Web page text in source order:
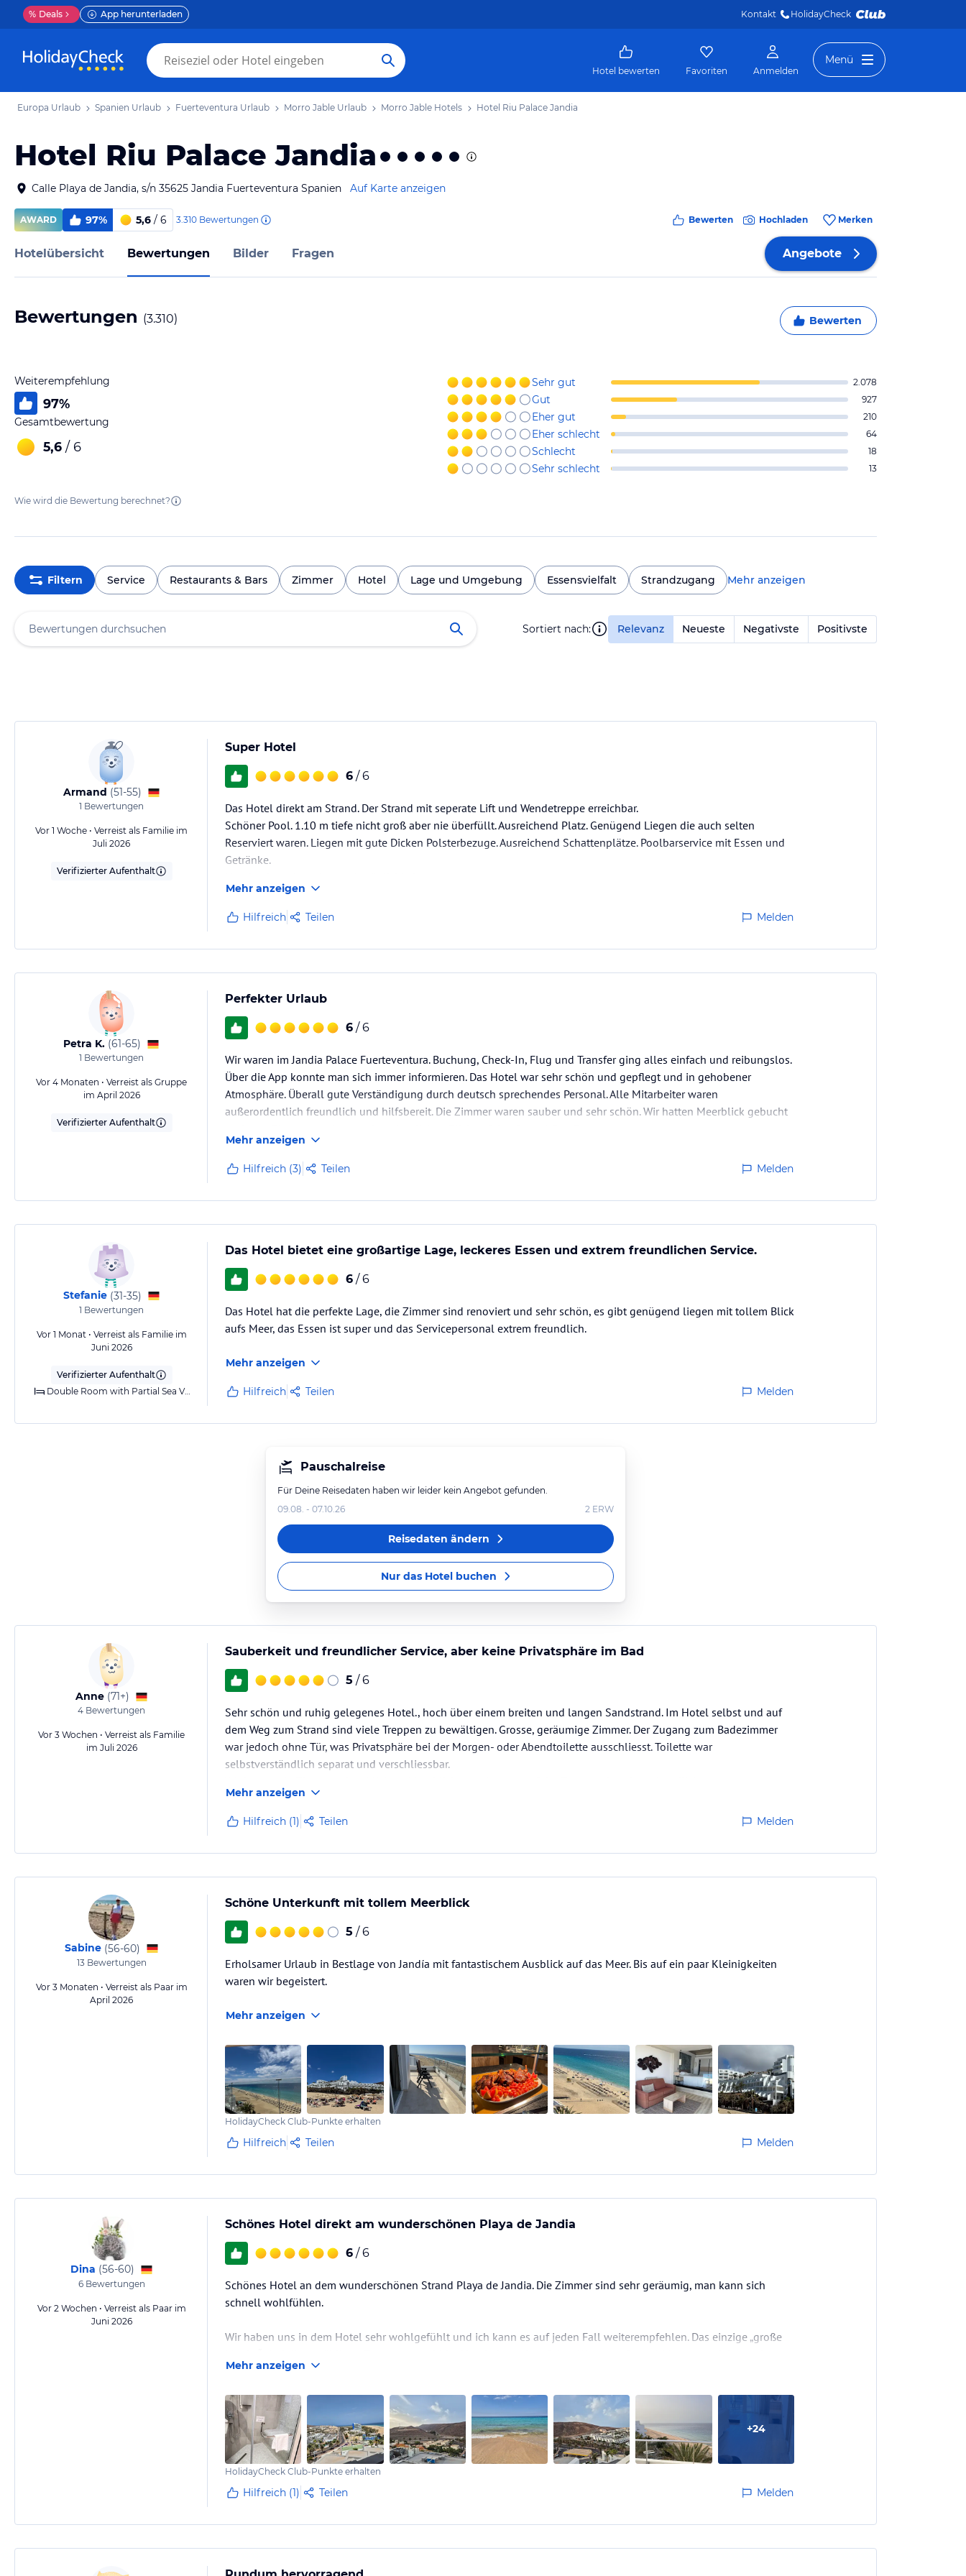
% Deals App herunterladen Kontakt HolidayCheck
Hotel bewerten Favoriten Anmelden
Menü
Europa Urlaub Spanien Urlaub Fuerteventura Urlaub Morro Jable Urlaub Morro Jable Hotels Hotel Riu Palace Jandia
Hotel Riu Palace Jandia
Calle Playa de Jandia, s/n 35625 Jandia Fuerteventura Spanien Auf Karte anzeigen
AWARD 97% 5,6 / 6 3.310 Bewertungen Bewerten Hochladen Merken
Hotelübersicht Bewertungen Bilder Fragen Angebote
Bewertungen (3.310) Bewerten
Weiterempfehlung
97%
Gesamtbewertung
5,6 / 6
Sehr gut 2.078
Gut 927
Eher gut 210
Eher schlecht 64
Schlecht 18
Sehr schlecht 13
Wie wird die Bewertung berechnet?
Filtern Service Restaurants & Bars Zimmer Hotel Lage und Umgebung Essensvielfalt Strandzugang Mehr anzeigen
Sortiert nach: Relevanz Neueste Negativste Positivste
Armand (51-55)
1 Bewertungen
Vor 1 Woche • Verreist als Familie im
Juli 2026
Verifizierter Aufenthalt
Super Hotel
6 / 6
Das Hotel direkt am Strand. Der Strand mit seperate Lift und Wendetreppe erreichbar.
Schöner Pool. 1.10 m tiefe nicht groß aber nie überfüllt. Ausreichend Platz. Genügend Liegen die auch selten
Reserviert waren. Liegen mit gute Dicken Polsterbezuge. Ausreichend Schattenplätze. Poolbarservice mit Essen und
Getränke.
Alles sehr sauber und gepflegt.
Teile vom Hotel in Stufenform und verwinkelt.
Zimmer sehr geraumig und durchgenoviert.
Das Essen in Buffetform sehr variert und…
Mehr anzeigen
Hilfreich Teilen Melden
Petra K. (61-65)
1 Bewertungen
Vor 4 Monaten • Verreist als Gruppe
im April 2026
Verifizierter Aufenthalt
Perfekter Urlaub
6 / 6
Wir waren im Jandia Palace Fuerteventura. Buchung, Check-In, Flug und Transfer ging alles einfach und reibungslos.
Über die App konnte man sich immer informieren. Das Hotel war sehr schön und gepflegt und in gehobener
Atmosphäre. Überall gute Verständigung durch deutsch sprechendes Personal. Alle Mitarbeiter waren
außerordentlich freundlich und hilfsbereit. Die Zimmer waren sauber und sehr schön. Wir hatten Meerblick gebucht
Mehr anzeigen
Hilfreich (3) Teilen Melden
Stefanie (31-35)
1 Bewertungen
Vor 1 Monat • Verreist als Familie im
Juni 2026
Verifizierter Aufenthalt
Double Room with Partial Sea View
Das Hotel bietet eine großartige Lage, leckeres Essen und extrem freundlichen Service.
6 / 6
Das Hotel hat die perfekte Lage, die Zimmer sind renoviert und sehr schön, es gibt genügend liegen mit tollem Blick
aufs Meer, das Essen ist super und das Servicepersonal extrem freundlich.
Mehr anzeigen
Hilfreich Teilen Melden
Pauschalreise
Für Deine Reisedaten haben wir leider kein Angebot gefunden.
09.08. - 07.10.26
2 ERW
Reisedaten ändern
Nur das Hotel buchen
Anne (71+)
4 Bewertungen
Vor 3 Wochen • Verreist als Familie
im Juli 2026
Sauberkeit und freundlicher Service, aber keine Privatsphäre im Bad
5 / 6
Sehr schön und ruhig gelegenes Hotel., hoch über einem breiten und langen Sandstrand. Im Hotel selbst und auf
dem Weg zum Strand sind viele Treppen zu bewältigen. Grosse, geräumige Zimmer. Der Zugang zum Badezimmer
war jedoch ohne Tür, was Privatsphäre bei der Morgen- oder Abendtoilette ausschliesst. Toilette war
selbstverständlich separat und verschliessbar.
Unterhaltungsprogramm der Nachbarhotel lauschen, nachdem…
Mehr anzeigen
Hilfreich (1) Teilen Melden
Sabine (56-60)
13Bewertungen
Vor 3 Monaten • Verreist als Paar im
April 2026
Schöne Unterkunft mit tollem Meerblick
5 / 6
Erholsamer Urlaub in Bestlage von Jandía mit fantastischem Ausblick auf das Meer. Bis auf ein paar Kleinigkeiten
waren wir begeistert.
Mehr anzeigen
HolidayCheck Club-Punkte erhalten
Hilfreich Teilen Melden
Dina (56-60)
6Bewertungen
Vor 2 Wochen • Verreist als Paar im
Juni 2026
Schönes Hotel direkt am wunderschönen Playa de Jandia
6 / 6
Schönes Hotel an dem wunderschönen Strand Playa de Jandia. Die Zimmer sind sehr geräumig, man kann sich
schnell wohlfühlen.
Wir haben uns in dem Hotel sehr wohlgefühlt und ich kann es auf jeden Fall weiterempfehlen. Das einzige „große
zu Fuß sein.
Abends spielte am Pool immer eine Band auf einer kleinen Bühne. Die Shows waren immer gut besucht. Aber um
22.15 Uhr war Schluss, sodass kein Lärm in die Zimmer…
Mehr anzeigen
+24
HolidayCheck Club-Punkte erhalten
Hilfreich (1) Teilen Melden